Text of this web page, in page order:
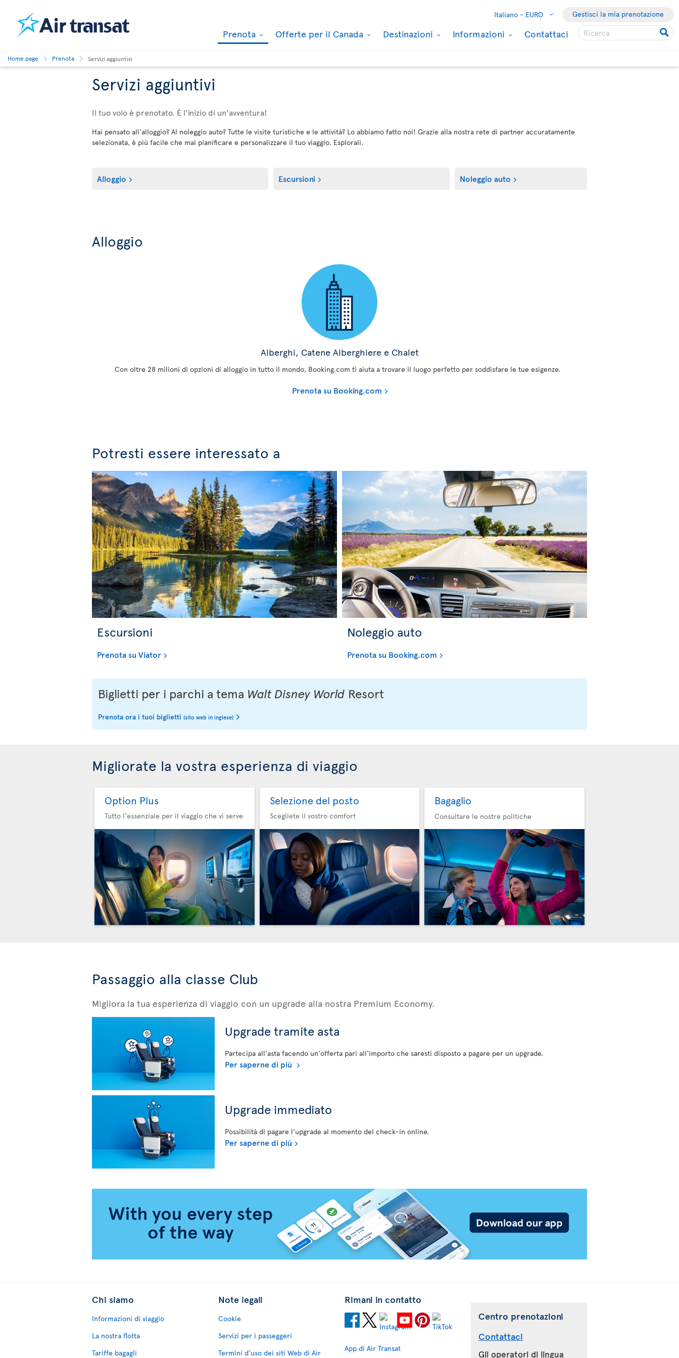
Italiano - EURO Gestisci la mia prenotazione
Prenota Offerte per il Canada Destinazioni Informazioni Contattaci
Home page Prenota Servizi aggiuntivi
Servizi aggiuntivi
Il tuo volo è prenotato. È l'inizio di un'avventura!
Hai pensato all'alloggio? Al noleggio auto? Tutte le visite turistiche e le attività? Lo abbiamo fatto noi! Grazie alla nostra rete di partner accuratamente
selezionata, è più facile che mai pianificare e personalizzare il tuo viaggio. Esplorali.
Alloggio Escursioni Noleggio auto
Alloggio
Alberghi, Catene Alberghiere e Chalet
Con oltre 28 milioni di opzioni di alloggio in tutto il mondo, Booking.com ti aiuta a trovare il luogo perfetto per soddisfare le tue esigenze.
Prenota su Booking.com
Potresti essere interessato a
Escursioni
Prenota su Viator
Noleggio auto
Prenota su Booking.com
Biglietti per i parchi a tema Walt Disney World Resort
Prenota ora i tuoi biglietti (sito web in inglese)
Migliorate la vostra esperienza di viaggio
Option Plus
Tutto l'essenziale per il viaggio che vi serve
Selezione del posto
Scegliete il vostro comfort
Bagaglio
Consultare le nostre politiche
Passaggio alla classe Club
Migliora la tua esperienza di viaggio con un upgrade alla nostra Premium Economy.
Upgrade tramite asta
Partecipa all'asta facendo un'offerta pari all'importo che saresti disposto a pagare per un upgrade.
Per saperne di più
Upgrade immediato
Possibilità di pagare l'upgrade al momento del check-in online.
Per saperne di più
Chi siamo
Informazioni di viaggio
La nostra flotta
Tariffe bagagli
Note legali
Cookie
Servizi per i passeggeri
Termini d'uso dei siti Web di Air
Rimani in contatto
App di Air Transat
Centro prenotazioni
Contattaci
Gli operatori di lingua